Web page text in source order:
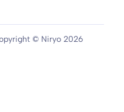
© Niryo 2026